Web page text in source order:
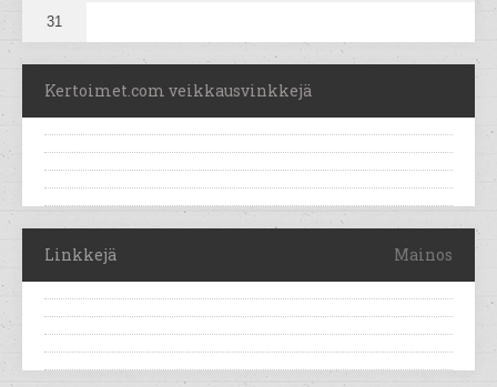
31
Kertoimet.com veikkausvinkkejä
Linkkejä Mainos